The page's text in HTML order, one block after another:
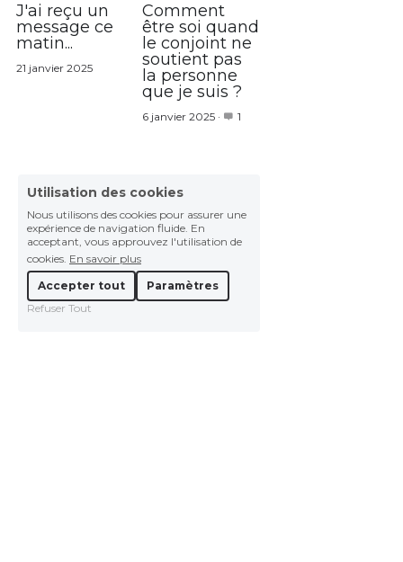
J'ai reçu un
message ce
matin...
21 janvier 2025
Comment
être soi quand
le conjoint ne
soutient pas
la personne
que je suis ?
6 janvier 2025· 1
Utilisation des cookies
Nous utilisons des cookies pour assurer une
expérience de navigation fluide. En
acceptant, vous approuvez l'utilisation de
cookies. En savoir plus
Accepter tout
Paramètres
Refuser Tout